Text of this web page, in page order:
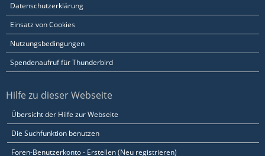
Datenschutzerklärung
Einsatz von Cookies
Nutzungsbedingungen
Spendenaufruf für Thunderbird
Hilfe zu dieser Webseite
Übersicht der Hilfe zur Webseite
Die Suchfunktion benutzen
Foren-Benutzerkonto - Erstellen (Neu registrieren)